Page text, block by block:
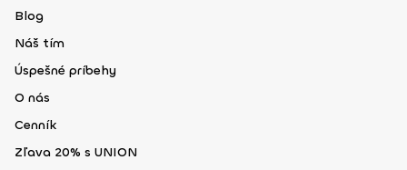
Blog
Náš tím
Úspešné príbehy
O nás
Cenník
Zľava 20% s UNION